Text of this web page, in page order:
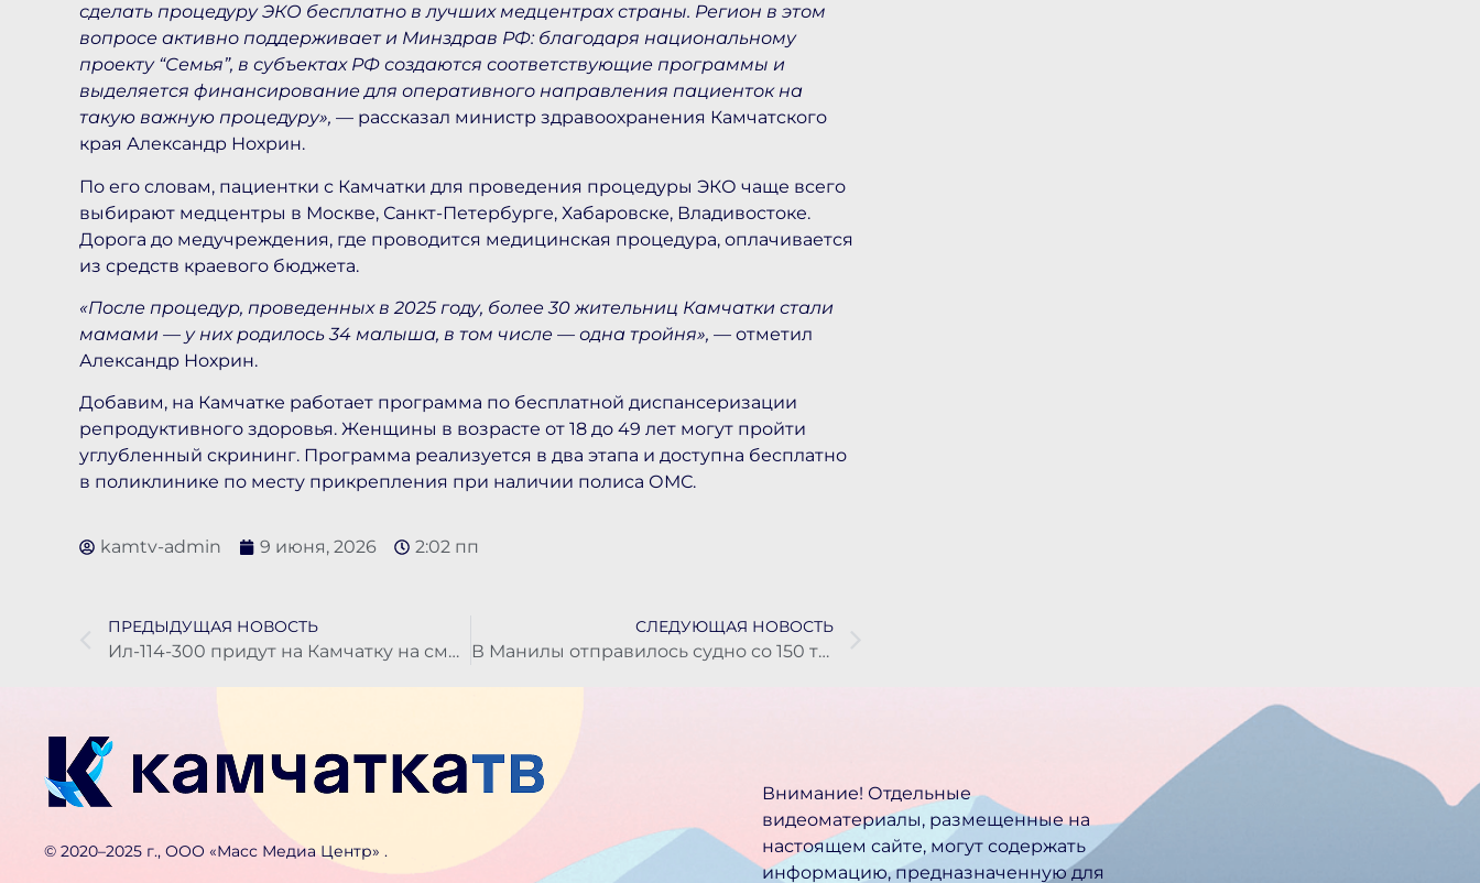
сделать процедуру ЭКО бесплатно в лучших медцентрах страны. Регион в этом
вопросе активно поддерживает и Минздрав РФ: благодаря национальному
проекту “Семья”, в субъектах РФ создаются соответствующие программы и
выделяется финансирование для оперативного направления пациенток на
такую важную процедуру», — рассказал министр здравоохранения Камчатского
края Александр Нохрин.
По его словам, пациентки с Камчатки для проведения процедуры ЭКО чаще всего
выбирают медцентры в Москве, Санкт-Петербурге, Хабаровске, Владивостоке.
Дорога до медучреждения, где проводится медицинская процедура, оплачивается
из средств краевого бюджета.
«После процедур, проведенных в 2025 году, более 30 жительниц Камчатки стали
мамами — у них родилось 34 малыша, в том числе — одна тройня», — отметил
Александр Нохрин.
Добавим, на Камчатке работает программа по бесплатной диспансеризации
репродуктивного здоровья. Женщины в возрасте от 18 до 49 лет могут пройти
углубленный скрининг. Программа реализуется в два этапа и доступна бесплатно
в поликлинике по месту прикрепления при наличии полиса ОМС.
kamtv-admin 9 июня, 2026 2:02 пп
ПРЕДЫДУЩАЯ НОВОСТЬ
Ил-114-300 придут на Камчатку на смену Ан-24
СЛЕДУЮЩАЯ НОВОСТЬ
В Манилы отправилось судно со 150 тоннами продуктов и стройматериалов
©️ 2020–2025 г., ООО «Масс Медиа Центр» .
Внимание! Отдельные
видеоматериалы, размещенные на
настоящем сайте, могут содержать
информацию, предназначен­ную для